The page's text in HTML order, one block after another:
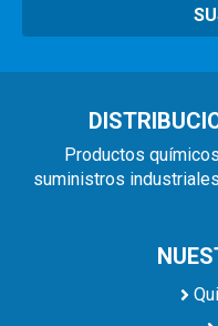
Productos
suministros